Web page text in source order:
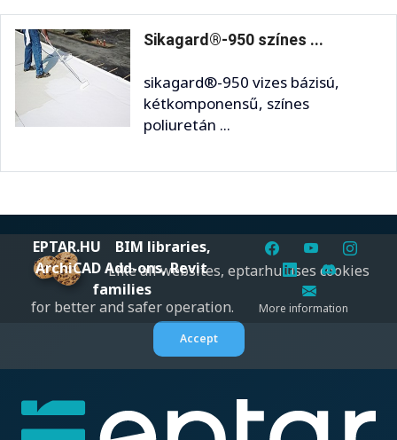
Sikagard®-950 színes ...
sikagard®-950 vizes bázisú,
kétkomponensű, színes
poliuretán ...
EPTAR.HU BIM libraries,
ArchiCAD Add-ons, Revit
families
Like all websites, eptar.hu uses cookies
for better and safer operation.
More information
Accept